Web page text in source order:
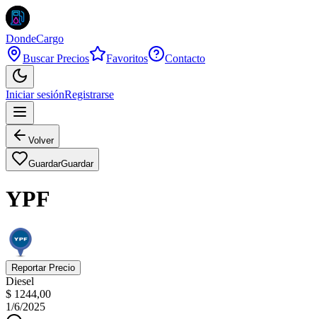
DondeCargo
Buscar Precios
Favoritos Contacto
Iniciar sesiónRegistrarse
Volver
GuardarGuardar
YPF
Reportar Precio
Diesel
$ 1244,00
1/6/2025